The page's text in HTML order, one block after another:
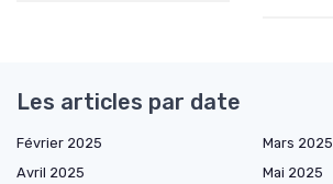
Les articles par date
Février 2025
Mars 2025
Avril 2025
Mai 2025